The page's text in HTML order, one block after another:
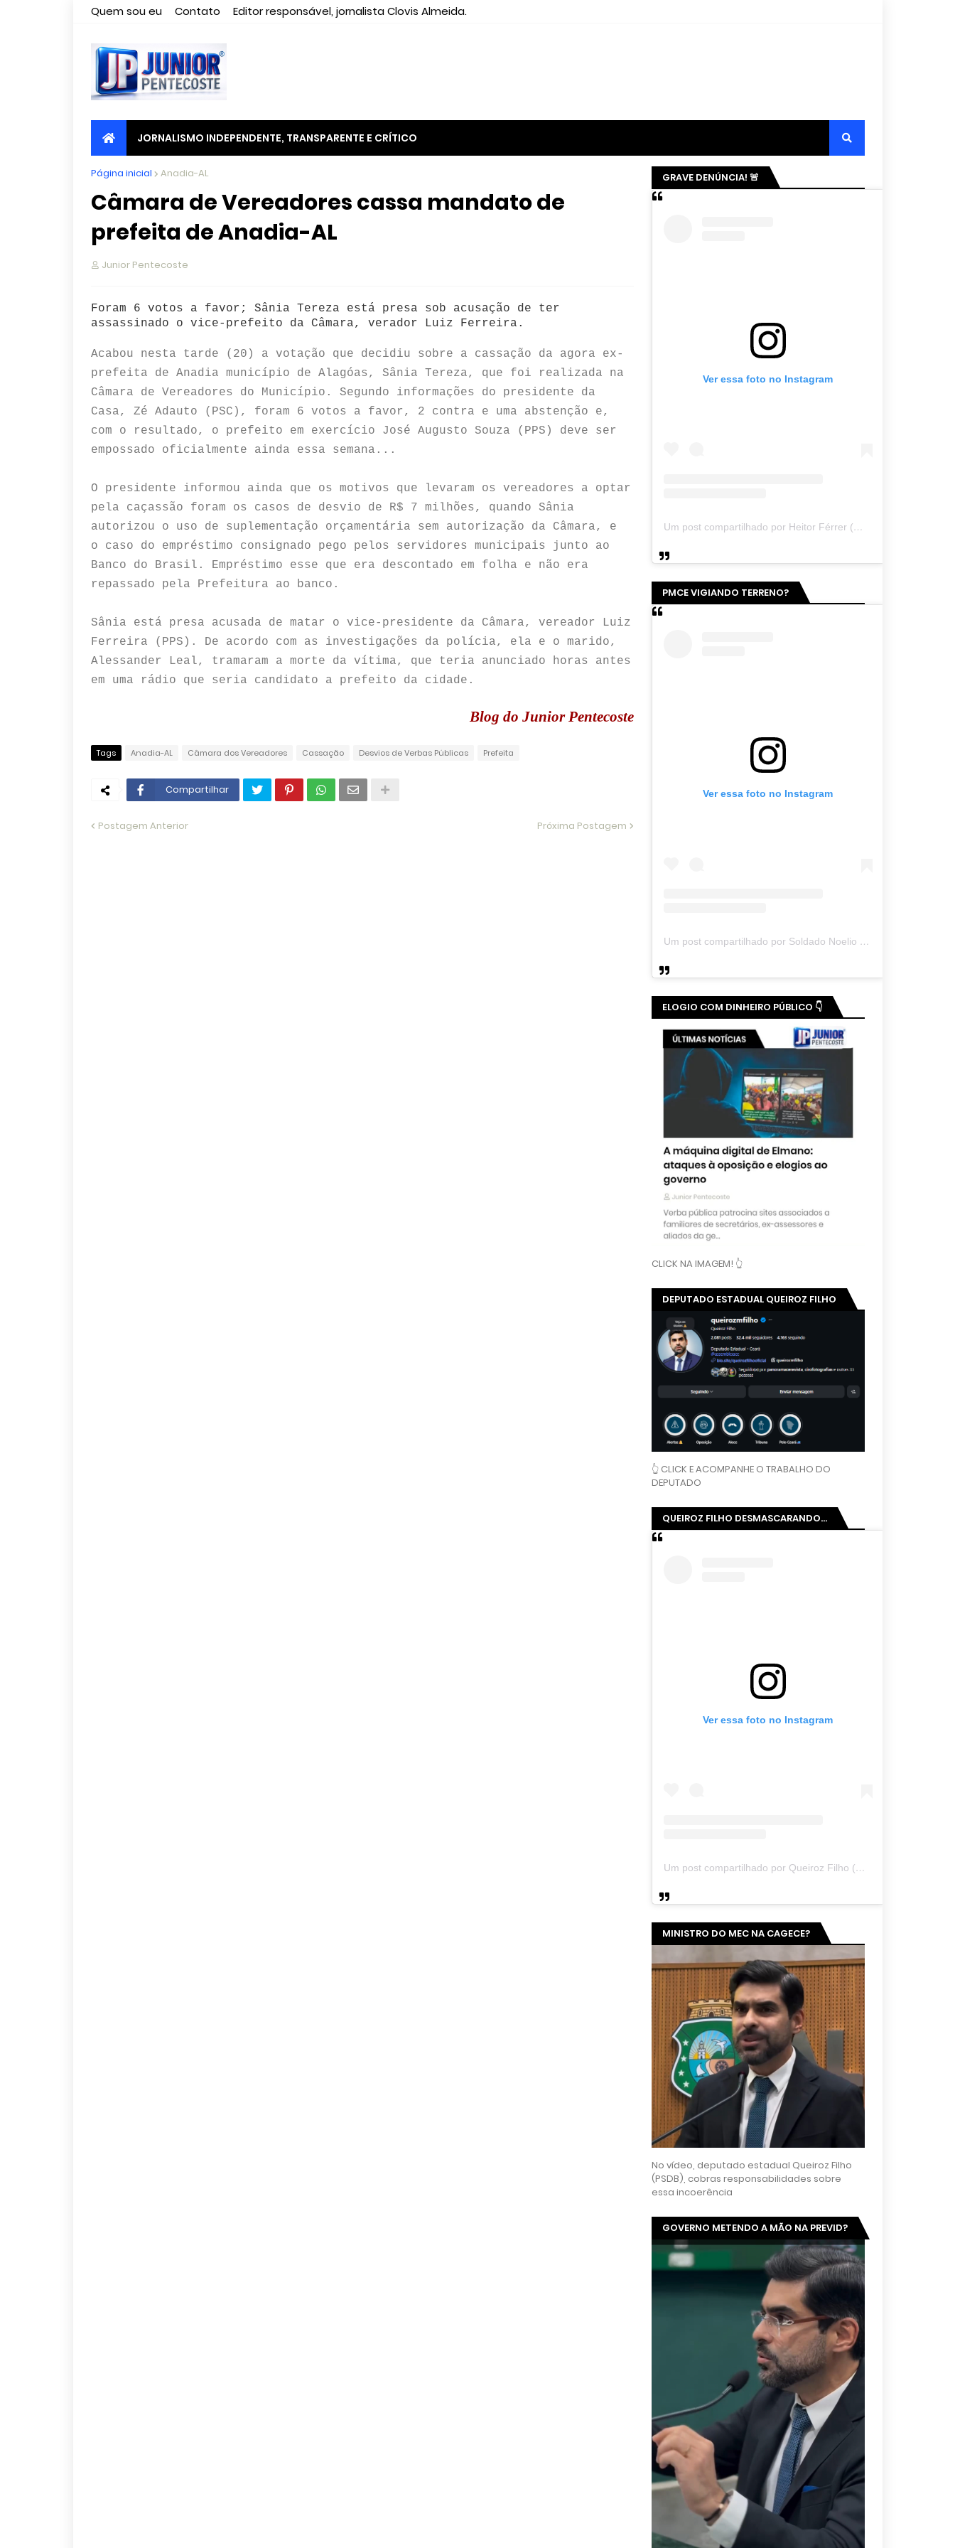
Quem sou eu Contato Editor responsável, jornalista Clovis Almeida.
JORNALISMO INDEPENDENTE, TRANSPARENTE E CRÍTICO
Página inicial Anadia-AL
Câmara de Vereadores cassa mandato de
prefeita de Anadia-AL
Junior Pentecoste
Foram 6 votos a favor; Sânia Tereza está presa sob acusação de ter
assassinado o vice-prefeito da Câmara, verador Luiz Ferreira.
Acabou nesta tarde (20) a votação que decidiu sobre a cassação da agora ex-
prefeita de Anadia município de Alagóas, Sânia Tereza, que foi realizada na
Câmara de Vereadores do Município. Segundo informações do presidente da
Casa, Zé Adauto (PSC), foram 6 votos a favor, 2 contra e uma abstenção e,
com o resultado, o prefeito em exercício José Augusto Souza (PPS) deve ser
empossado oficialmente ainda essa semana...
O presidente informou ainda que os motivos que levaram os vereadores a optar
pela caçassão foram os casos de desvio de R$ 7 milhões, quando Sânia
autorizou o uso de suplementação orçamentária sem autorização da Câmara, e
o caso do empréstimo consignado pego pelos servidores municipais junto ao
Banco do Brasil. Empréstimo esse que era descontado em folha e não era
repassado pela Prefeitura ao banco.
Sânia está presa acusada de matar o vice-presidente da Câmara, vereador Luiz
Ferreira (PPS). De acordo com as investigações da polícia, ela e o marido,
Alessander Leal, tramaram a morte da vítima, que teria anunciado horas antes
em uma rádio que seria candidato a prefeito da cidade.
Blog do Junior Pentecoste
Tags Anadia-AL Câmara dos Vereadores Cassação Desvios de Verbas Públicas Prefeita
Compartilhar
Postagem Anterior Próxima Postagem
GRAVE DENÚNCIA! 🚨
Ver essa foto no Instagram
Um post compartilhado por Heitor Férrer (@heitor_ferrer77)
PMCE VIGIANDO TERRENO?
Ver essa foto no Instagram
Um post compartilhado por Soldado Noelio (@soldadonoelio)
ELOGIO COM DINHEIRO PÚBLICO 👇
CLICK NA IMAGEM! 👆
DEPUTADO ESTADUAL QUEIROZ FILHO
👆 CLICK E ACOMPANHE O TRABALHO DO
DEPUTADO
QUEIROZ FILHO DESMASCARANDO...
Ver essa foto no Instagram
Um post compartilhado por Queiroz Filho (@queirozmfilho)
MINISTRO DO MEC NA CAGECE?
No vídeo, deputado estadual Queiroz Filho
(PSDB), cobras responsabilidades sobre
essa incoerência
GOVERNO METENDO A MÃO NA PREVID?